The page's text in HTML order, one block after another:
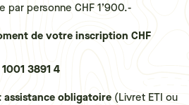
par personne CHF 1’900.-
de votre inscription CHF
3891 4
assistance obligatoire (Livret ETI ou